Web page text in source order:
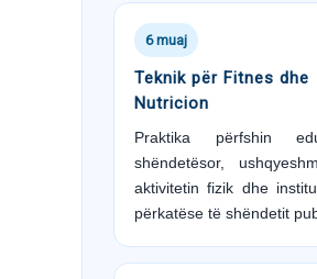
6 muaj
Teknik për Fitnes dhe
Nutricion
Praktika përfshin
shëndetësor,
aktivitetin fizik dhe
përkatëse të shëndetit